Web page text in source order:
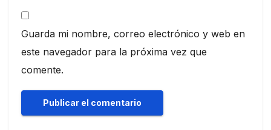
Guarda mi nombre, correo electrónico y web en
este navegador para la próxima vez que
comente.